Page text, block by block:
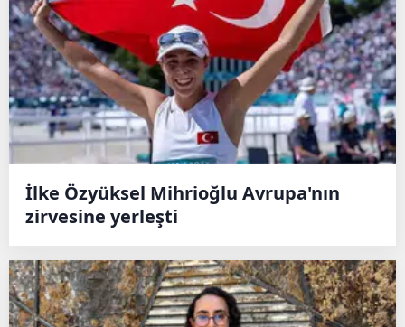
İlke Özyüksel Mihrioğlu Avrupa'nın
zirvesine yerleşti